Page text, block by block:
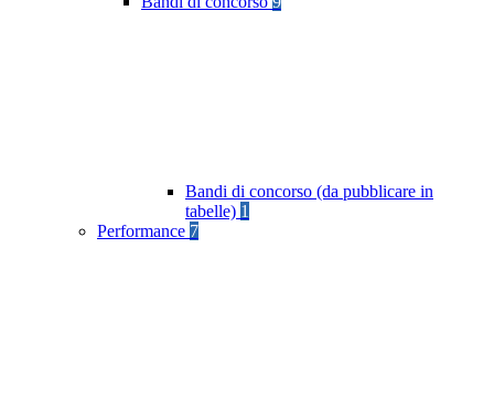
Bandi di concorso (da pubblicare in
tabelle) 1
Performance 7